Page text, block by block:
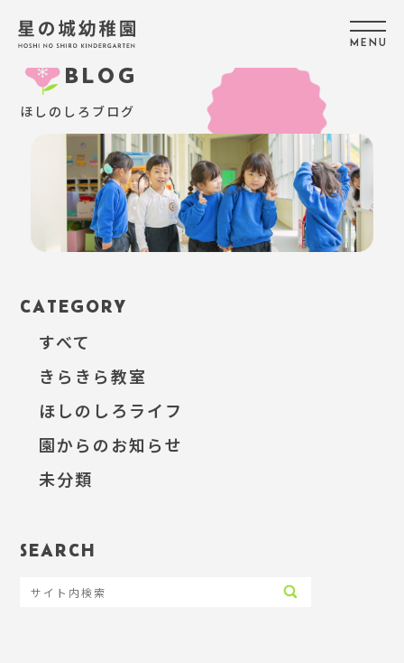
M E N U
BLOG
ほしのしろブログ
CATEGORY
すべて
きらきら教室
ほしのしろライフ
園からのお知らせ
未分類
SEARCH